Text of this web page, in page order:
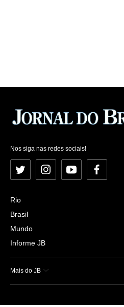
Nos siga nas redes sociais!
Twitter InstagramYouTubeFacebook
Rio
Brasil
Mundo
Informe JB
Mais do JB
Esportes